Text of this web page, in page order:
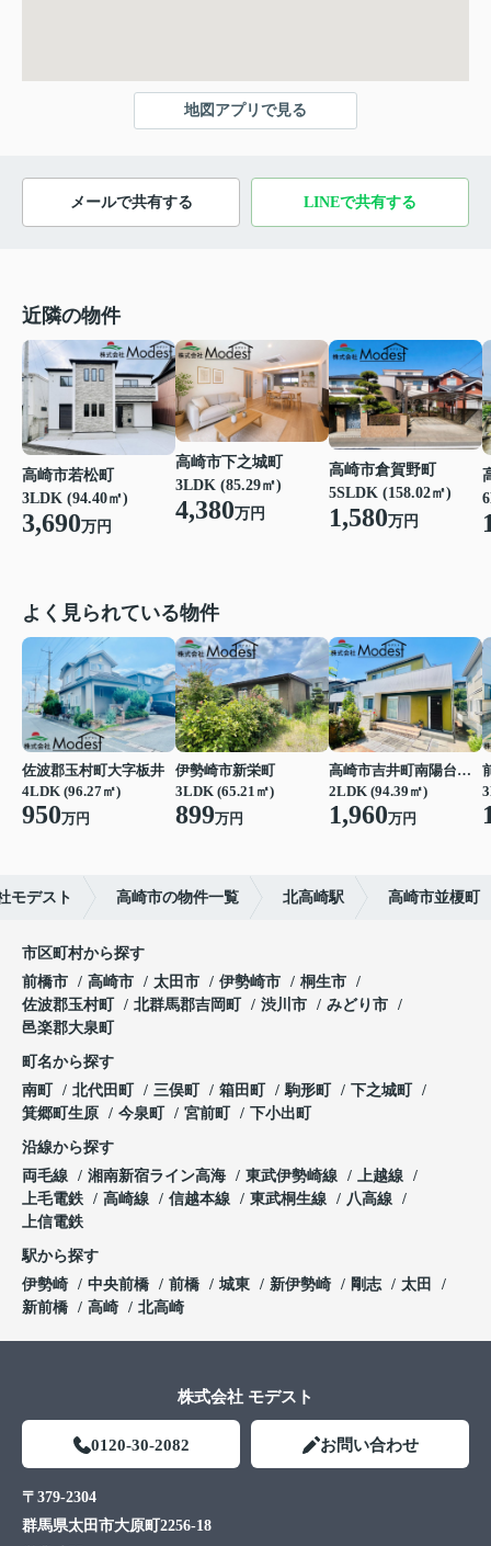
地図アプリで見る
メールで共有する LINEで共有する
近隣の物件
高崎市若松町
3LDK (94.40㎡)
3,690万円
高崎市下之城町
3LDK (85.29㎡)
4,380万円
高崎市倉賀野町
5SLDK (158.02㎡)
1,580万円
よく見られている物件
佐波郡玉村町大字板井
4LDK (96.27㎡)
950万円
伊勢崎市新栄町
3LDK (65.21㎡)
899万円
高崎市吉井町南陽台２丁目
2LDK (94.39㎡)
1,960万円
モデスト 高崎市の物件一覧 北高崎駅 高崎市並榎町
市区町村から探す
前橋市
高崎市 太田市 伊勢崎市
桐生市
佐波郡玉村町
北群馬郡吉岡町 渋川市
みどり市
邑楽郡大泉町
町名から探す
南町
北代田町 三俣町 箱田町 駒形町
下之城町
箕郷町生原
今泉町 宮前町 下小出町
沿線から探す
両毛線
湘南新宿ライン高海 東武伊勢崎線
上越線
上毛電鉄
高崎線 信越本線 東武桐生線
八高線
上信電鉄
駅から探す
伊勢崎
中央前橋 前橋 城東 新伊勢崎 剛志
太田
新前橋
高崎 北高崎
株式会社 モデスト
0120-30-2082 お問い合わせ
〒379-2304
群馬県太田市大原町2256-18